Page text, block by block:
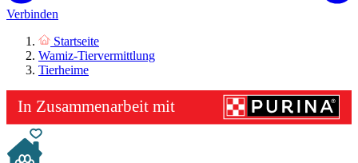
Verbinden
Startseite
Wamiz-Tiervermittlung
Tierheime